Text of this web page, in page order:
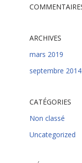
ARCHIVES
mars 2019
septembre 2014
CATÉGORIES
Non classé
Uncategorized